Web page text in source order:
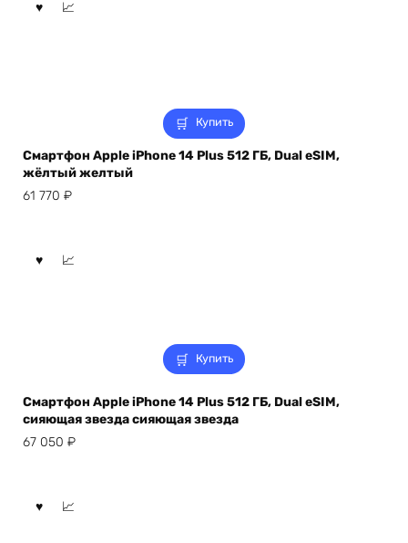
Купить
Смартфон Apple iPhone 14 Plus 512 ГБ, Dual eSIM,
жёлтый желтый
61 770 ₽
Купить
Смартфон Apple iPhone 14 Plus 512 ГБ, Dual eSIM,
сияющая звезда сияющая звезда
67 050 ₽